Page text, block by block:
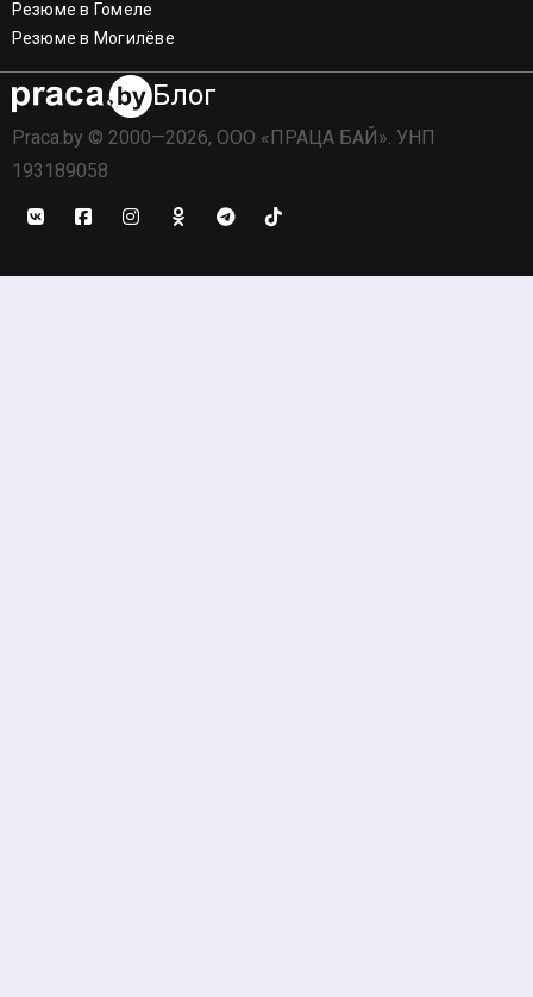
Резюме в Гомеле
Резюме в Могилёве
Блог
Praca.by © 2000—2026, ООО «ПРАЦА БАЙ». УНП
193189058